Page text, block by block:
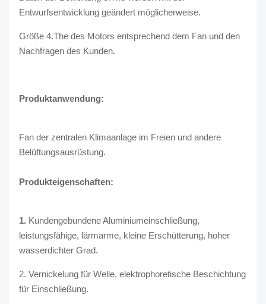
Entwurfsentwicklung geändert möglicherweise.
Größe 4.The des Motors entsprechend dem Fan und den
Nachfragen des Kunden.
Produktanwendung:
Fan der zentralen Klimaanlage im Freien und andere
Belüftungsausrüstung.
Produkteigenschaften:
1. Kundengebundene Aluminiumeinschließung,
leistungsfähige, lärmarme, kleine Erschütterung, hoher
wasserdichter Grad.
2. Vernickelung für Welle, elektrophoretische Beschichtung
für Einschließung.